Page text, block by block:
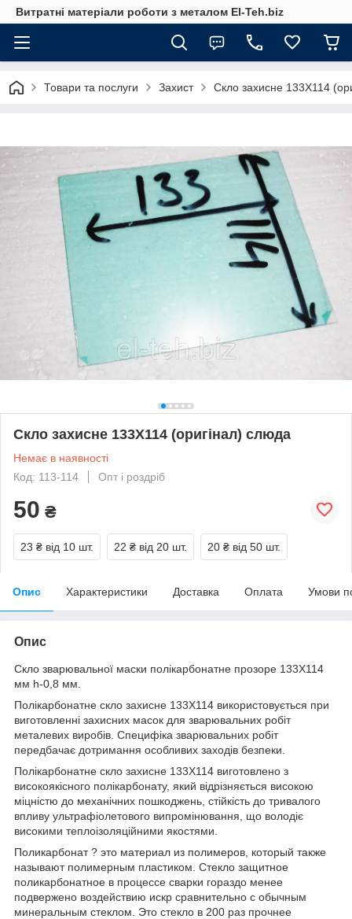
Витратні матеріали роботи з металом El-Teh.biz
Товари та послуги Захист Скло захисне 133Х114
Скло захисне 133Х114 (оригінал) слюда
Немає в наявності
Код: 113-114
Опт і роздріб
50 ₴
23 ₴ від 10 шт. 22 ₴ від 20 шт. 20 ₴ від 50 шт.
Опис Характеристики Доставка Оплата Умови
Опис
Скло зварювальної маски полікарбонатне прозоре 133Х114
мм h-0,8 мм.
Полікарбонатне скло захисне 133Х114 використовується при
виготовленні захисних масок для зварювальних робіт
металевих виробів. Специфіка зварювальних робіт
передбачає дотримання особливих заходів безпеки.
Полікарбонатне скло захисне 133Х114 виготовлено з
високоякісного полікарбонату, який відрізняється високою
міцністю до механічних пошкоджень, стійкість до тривалого
впливу ультрафіолетового випромінювання, що володіє
високими теплоізоляційними якостями.
Поликарбонат ? это материал из полимеров, который также
называют полимерным пластиком. Стекло защитное
поликарбонатное в процессе сварки гораздо менее
подвержено воздействию искр сравнительно с обычным
минеральным стеклом. Это стекло в 200 раз прочнее